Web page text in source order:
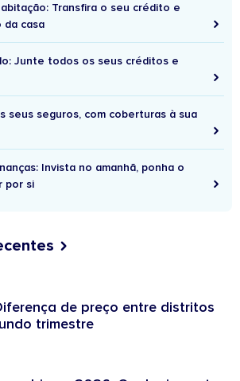
Transfira o seu crédito e
da casa
Junte todos os seus créditos e
seus seguros, com coberturas à sua
Invista no amanhã, ponha o
por si
de preço entre distritos
trimestre